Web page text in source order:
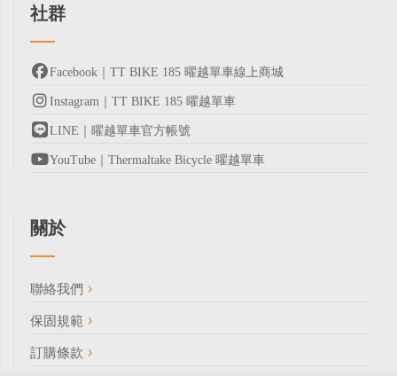
社群
Facebook｜TT BIKE 185 曜越單車線上商城
Instagram｜TT BIKE 185 曜越單車
LINE｜曜越單車官方帳號
YouTube｜Thermaltake Bicycle 曜越單車
關於
聯絡我們
保固規範
訂購條款